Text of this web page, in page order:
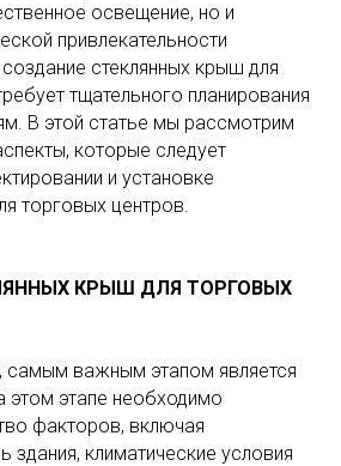
освещение, но и
привлекательности
стеклянных крыш для
тщательного планирования
В этой статье мы рассмотрим
которые следует
и установке
торговых центров.
КРЫШ ДЛЯ ТОРГОВЫХ
самым важным этапом является
этом этапе необходимо
факторов, включая
здания, климатические условия